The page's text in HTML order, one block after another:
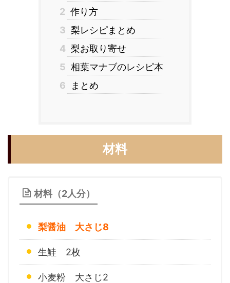
2 作り方
3 梨レシピまとめ
4 梨お取り寄せ
5 相葉マナブのレシピ本
6
まとめ
材料
材料（2人分）
梨醤油 大さじ8
生鮭 2枚
小麦粉 大さじ2